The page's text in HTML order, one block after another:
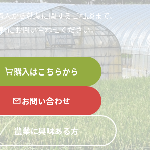
から就農に関するご相談まで、
にお問い合わせください。
購入はこちらから
お問い合わせ
農業に興味ある方